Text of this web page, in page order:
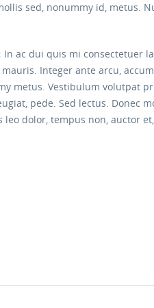
sed, nonummy id, metus.
ac dui quis mi consectetuer
Integer ante arcu,
metus. Vestibulum volutpat
pede. Sed lectus. Donec
dolor, tempus non, auctor